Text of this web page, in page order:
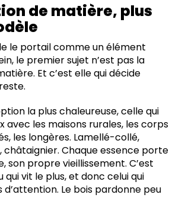
de matière, plus
le portail comme un élément
le premier sujet n’est pas la
Et c’est elle qui décide
la plus chaleureuse, celle qui
avec les maisons rurales, les corps
les longères. Lamellé-collé,
châtaignier. Chaque essence porte
son propre vieillissement. C’est
qui vit le plus, et donc celui qui
d’attention. Le bois pardonne peu